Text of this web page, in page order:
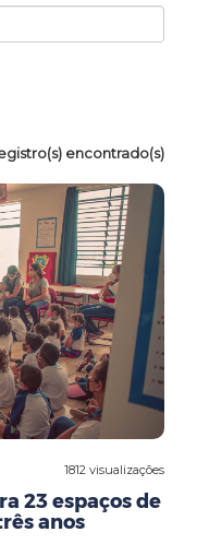
encontrado(s)
1812 visualizações
23 espaços de
anos